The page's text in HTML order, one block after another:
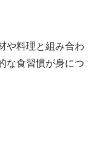
や料理と組み合わ
な食習慣が身につ